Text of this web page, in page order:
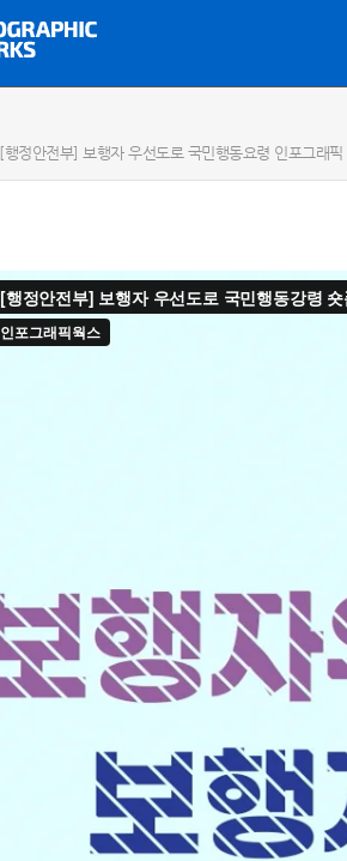
[행정안전부] 보행자 우선도로 국민행동요령 인포그래픽